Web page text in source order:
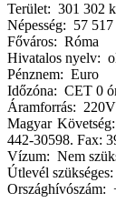
Terület: 301 302
Népesség: 57
Főváros: Róma
Hivatalos nyelv:
Pénznem: Euro
Időzóna: CET 0
Áramforrás: 220V
Magyar
442-30598. Fax:
Vízum: Nem
Útlevél
Országhívószám: